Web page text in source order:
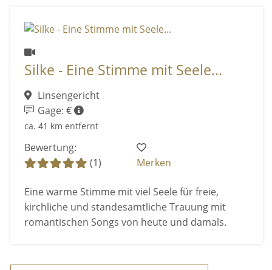
Silke - Eine Stimme mit Seele...
Linsengericht
Gage: €
ca. 41 km entfernt
Bewertung:
(1)
Merken
Eine warme Stimme mit viel Seele für freie,
kirchliche und standesamtliche Trauung mit
romantischen Songs von heute und damals.